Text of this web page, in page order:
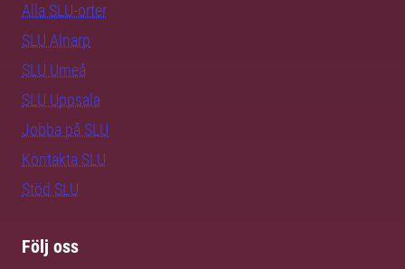
Alla SLU-orter
SLU Alnarp
SLU Umeå
SLU Uppsala
Jobba på SLU
Kontakta SLU
Stöd SLU
Följ oss